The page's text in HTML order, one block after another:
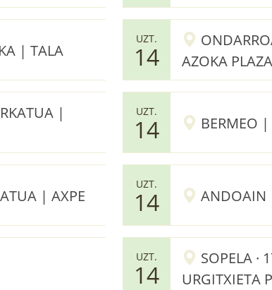
| TALA
UZT.
14
AZOKA PLAZA
|
UZT.
14 BERMEO
| AXPE
UZT.
14 ANDOAIN
UZT.
14
SOPELA ·
URGITXIETA